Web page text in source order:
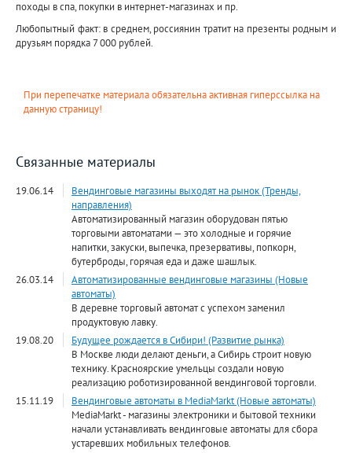
походы в спа, покупки в интернет-магазинах и пр.
Любопытный факт: в среднем, россиянин тратит на презенты родным и
друзьям порядка 7 000 рублей.
При перепечатке материала обязательна активная гиперссылка на
данную страницу!
Связанные материалы
19.06.14
Вендинговые магазины выходят на рынок (Тренды,
направления)
Автоматизированный магазин оборудован пятью
торговыми автоматами — это холодные и горячие
напитки, закуски, выпечка, презервативы, попкорн,
бутерброды, горячая еда и даже шашлык.
26.03.14
Автоматизированные вендинговые магазины (Новые
автоматы)
В деревне торговый автомат с успехом заменил
продуктовую лавку.
19.08.20
Будущее рождается в Сибири! (Развитие рынка)
В Москве люди делают деньги, а Сибирь строит новую
технику. Красноярские умельцы создали новую
реализацию роботизированной вендинговой торговли.
15.11.19
Вендинговые автоматы в MediaMarkt (Новые автоматы)
MediaMarkt - магазины электроники и бытовой техники
начали устанавливать вендинговые автоматы для сбора
устаревших мобильных телефонов.